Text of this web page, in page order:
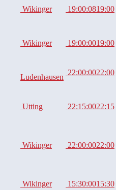
Wikinger 19:00:0819:00
Wikinger 19:00:0019:00
Ludenhausen
22:00:0022:00
Utting 22:15:0022:15
Wikinger 22:00:0022:00
Wikinger 15:30:0015:30